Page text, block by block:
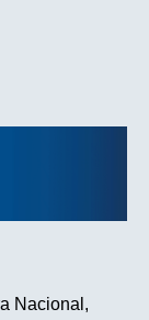
Nacional,